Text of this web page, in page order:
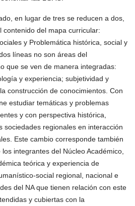
en lugar de tres se reducen a dos,
contenido del mapa curricular:
y Problemática histórica, social y
líneas no son áreas del
que se ven de manera integradas:
y experiencia; subjetividad y
construcción de conocimientos. Con
estudiar temáticas y problemas
y con perspectiva histórica,
sociedades regionales en interacción
Este cambio corresponde también
integrantes del Núcleo Académico,
teórica y experiencia de
social regional, nacional e
del NA que tienen relación con este
y cubiertas con la